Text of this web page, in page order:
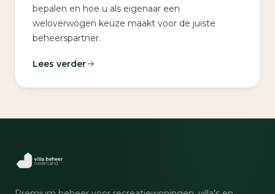
bepalen en hoe u als eigenaar een
weloverwogen keuze maakt voor de juiste
beheerspartner.
Lees verder